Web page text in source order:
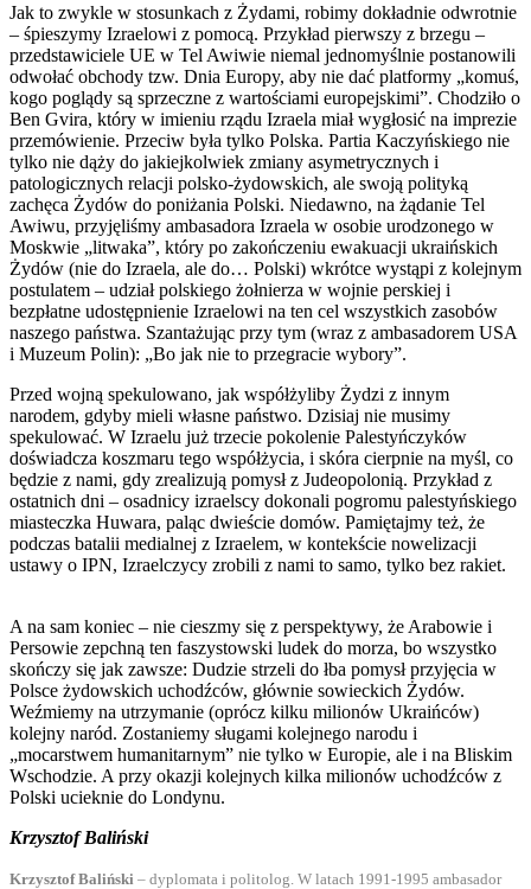
Jak to zwykle w stosunkach z Żydami, robimy dokładnie odwrotnie
– śpieszymy Izraelowi z pomocą. Przykład pierwszy z brzegu –
przedstawiciele UE w Tel Awiwie niemal jednomyślnie postanowili
odwołać obchody tzw. Dnia Europy, aby nie dać platformy „komuś,
kogo poglądy są sprzeczne z wartościami europejskimi”. Chodziło o
Ben Gvira, który w imieniu rządu Izraela miał wygłosić na imprezie
przemówienie. Przeciw była tylko Polska. Partia Kaczyńskiego nie
tylko nie dąży do jakiejkolwiek zmiany asymetrycznych i
patologicznych relacji polsko-żydowskich, ale swoją polityką
zachęca Żydów do poniżania Polski. Niedawno, na żądanie Tel
Awiwu, przyjęliśmy ambasadora Izraela w osobie urodzonego w
Moskwie „litwaka”, który po zakończeniu ewakuacji ukraińskich
Żydów (nie do Izraela, ale do… Polski) wkrótce wystąpi z kolejnym
postulatem – udział polskiego żołnierza w wojnie perskiej i
bezpłatne udostępnienie Izraelowi na ten cel wszystkich zasobów
naszego państwa. Szantażując przy tym (wraz z ambasadorem USA
i Muzeum Polin): „Bo jak nie to przegracie wybory”.
Przed wojną spekulowano, jak współżyliby Żydzi z innym
narodem, gdyby mieli własne państwo. Dzisiaj nie musimy
spekulować. W Izraelu już trzecie pokolenie Palestyńczyków
doświadcza koszmaru tego współżycia, i skóra cierpnie na myśl, co
będzie z nami, gdy zrealizują pomysł z Judeopolonią. Przykład z
ostatnich dni – osadnicy izraelscy dokonali pogromu palestyńskiego
miasteczka Huwara, paląc dwieście domów. Pamiętajmy też, że
podczas batalii medialnej z Izraelem, w kontekście nowelizacji
ustawy o IPN, Izraelczycy zrobili z nami to samo, tylko bez rakiet.
A na sam koniec – nie cieszmy się z perspektywy, że Arabowie i
Persowie zepchną ten faszystowski ludek do morza, bo wszystko
skończy się jak zawsze: Dudzie strzeli do łba pomysł przyjęcia w
Polsce żydowskich uchodźców, głównie sowieckich Żydów.
Weźmiemy na utrzymanie (oprócz kilku milionów Ukraińców)
kolejny naród. Zostaniemy sługami kolejnego narodu i
„mocarstwem humanitarnym” nie tylko w Europie, ale i na Bliskim
Wschodzie. A przy okazji kolejnych kilka milionów uchodźców z
Polski ucieknie do Londynu.
Krzysztof Baliński
Krzysztof Baliński – dyplomata i politolog. W latach 1991-1995 ambasador